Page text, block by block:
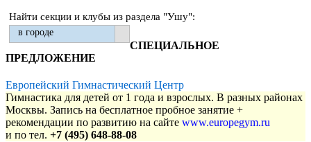
Найти секции и клубы из раздела "Ушу":
в городе
СПЕЦИАЛЬНОЕ
ПРЕДЛОЖЕНИЕ
Европейский Гимнастический Центр
Гимнастика для детей от 1 года и взрослых. В разных районах
Москвы. Запись на бесплатное пробное занятие +
рекомендации по развитию на сайте www.europegym.ru
и по тел. +7 (495) 648-88-08